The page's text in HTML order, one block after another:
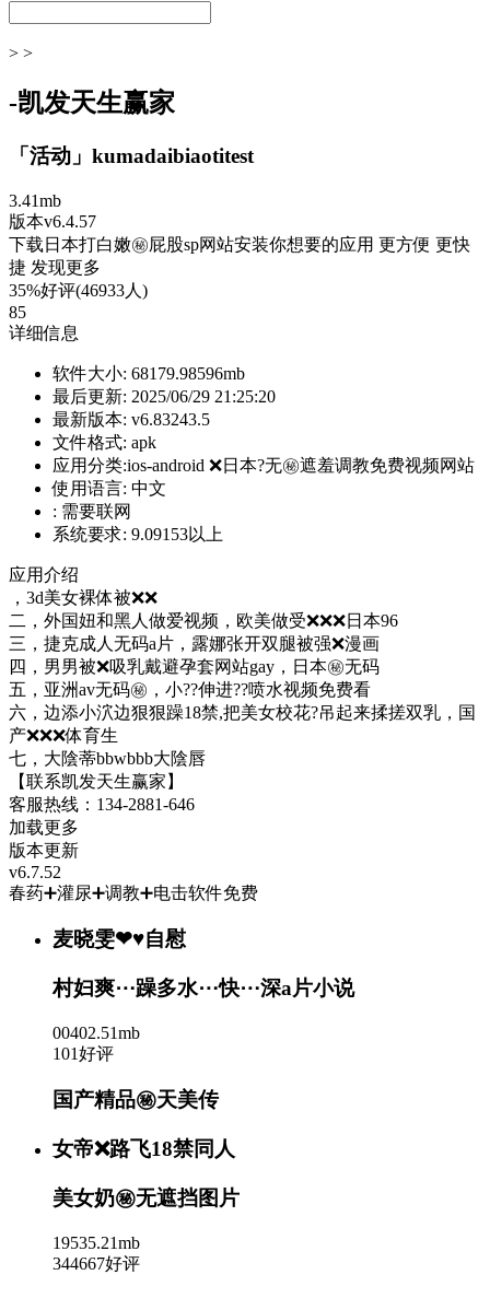
> >
-凯发天生赢家
「活动」kumadaibiaotitest
3.41mb
版本v6.4.57
下载日本打白嫩㊙️屁股sp网站安装你想要的应用 更方便 更快
捷 发现更多
35%好评(46933人)
85
详细信息
软件大小: 68179.98596mb
最后更新: 2025/06/29 21:25:20
最新版本: v6.83243.5
文件格式: apk
应用分类:ios-android ❌日本?无㊙️遮羞调教免费视频网站
使用语言: 中文
: 需要联网
系统要求: 9.09153以上
应用介绍
，3d美女裸体被❌❌
二，外国妞和黑人做爱视频，欧美做受❌❌❌日本96
三，捷克成人无码a片，露娜张开双腿被强❌漫画
四，男男被❌吸乳戴避孕套网站gay，日本㊙️无码
五，亚洲av无码㊙️，小??伸进??喷水视频免费看
六，边添小泬边狠狠躁18禁,把美女校花?吊起来揉搓双乳，国
产❌❌❌体育生
七，大陰蒂bbwbbb大陰唇
【联系凯发天生赢家】
客服热线：134-2881-646
加载更多
版本更新
v6.7.52
春药➕灌尿➕调教➕电击软件免费
麦晓雯❤♥自慰
村妇爽⋯躁多水⋯快⋯深a片小说
00402.51mb
101好评
国产精品㊙️天美传
女帝❌路飞18禁同人
美女奶㊙️无遮挡图片
19535.21mb
344667好评